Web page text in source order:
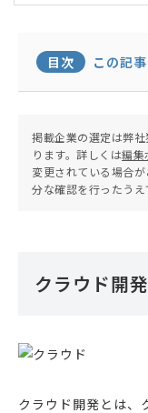
士（特許
技術者（
目次 この記
掲載企業の選定は弊
ります。詳しくは編集
変更されている場合
分な確認を行ったう
クラウド開
クラウド開発とは、